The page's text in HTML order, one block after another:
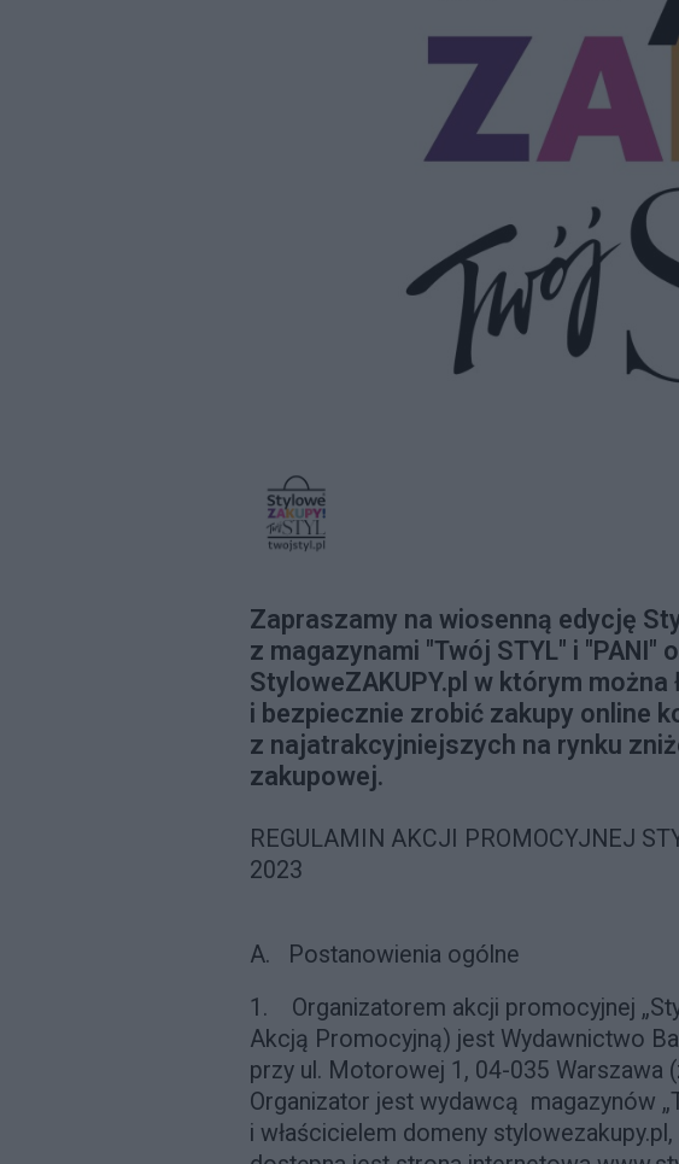
Zapraszamy na wiosenną edycję
z magazynami "Twój STYL" i "PANI"
StyloweZAKUPY.pl w którym można
i bezpiecznie zrobić zakupy online
z najatrakcyjniejszych na rynku
zakupowej.
REGULAMIN AKCJI PROMOCYJNEJ
2023
A.
Postanowienia ogólne
1. Organizatorem akcji promocyjnej
Akcją Promocyjną) jest Wydawnictwo
przy ul. Motorowej 1, 04-035 Warszawa
Organizator jest wydawcą magazynów
i właścicielem domeny